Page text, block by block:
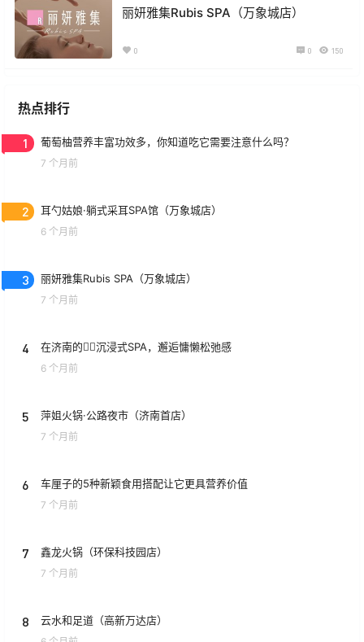
丽妍雅集Rubis SPA（万象城店）
0 0 150
热点排行
1 葡萄柚营养丰富功效多，你知道吃它需要注意什么吗？
7 个月前
2 耳勺姑娘·躺式采耳SPA馆（万象城店）
6 个月前
3 丽妍雅集Rubis SPA（万象城店）
7 个月前
4 在济南的💆‍♀️沉浸式SPA，邂逅慵懒松弛感
6 个月前
5 萍姐火锅·公路夜市（济南首店）
7 个月前
6 车厘子的5种新颖食用搭配让它更具营养价值
7 个月前
7 鑫龙火锅（环保科技园店）
7 个月前
8 云水和足道（高新万达店）